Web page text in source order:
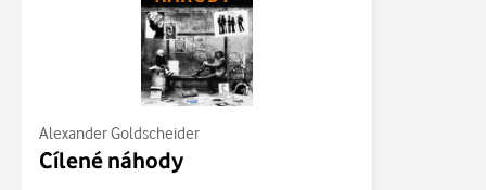
Alexander Goldscheider
Cílené náhody